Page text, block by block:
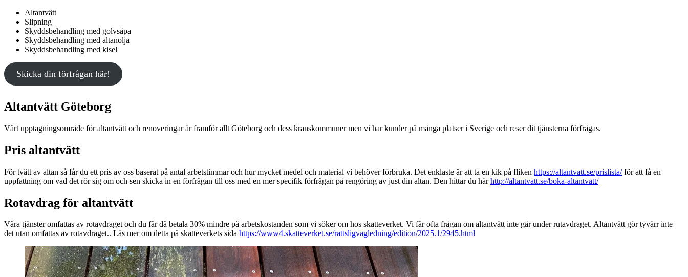
Altantvätt
Slipning
Skyddsbehandling med golvsåpa
Skyddsbehandling med altanolja
Skyddsbehandling med kisel
Skicka din förfrågan här!
Altantvätt Göteborg
Vårt upptagningsområde för altantvätt och renoveringar är framför allt Göteborg och dess kranskommuner men vi har kunder på många platser i Sverige och reser dit tjänsterna förfrågas.
Pris altantvätt
För tvätt av altan så får du ett pris av oss baserat på antal arbetstimmar och hur mycket medel och material vi behöver förbruka. Det enklaste är att ta en kik på fliken https://altantvatt.se/prislista/för att få en
uppfattning om vad det rör sig om och sen skicka in en förfrågan till oss med en mer specifik förfrågan på rengöring av just din altan. Den hittar du härhttp://altantvatt.se/boka-altantvatt/
Rotavdrag för altantvätt
Våra tjänster omfattas av rotavdraget och du får då betala 30% mindre på arbetskostanden som vi söker om hos skatteverket. Vi får ofta frågan om altantvätt inte går under rutavdraget. Altantvätt gör tyvärr inte
det utan omfattas av rotavdraget.. Läs mer om detta på skatteverkets sida https://www4.skatteverket.se/rattsligvagledning/edition/2025.1/2945.html